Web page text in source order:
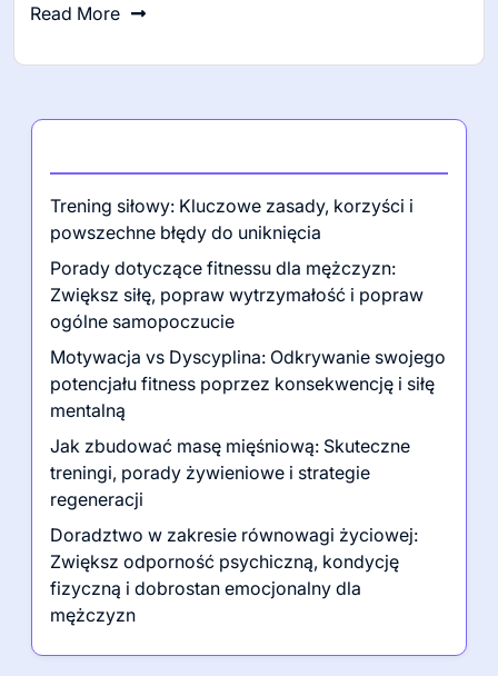
Read More
Trening siłowy: Kluczowe zasady, korzyści i
powszechne błędy do uniknięcia
Porady dotyczące fitnessu dla mężczyzn:
Zwiększ siłę, popraw wytrzymałość i popraw
ogólne samopoczucie
Motywacja vs Dyscyplina: Odkrywanie swojego
potencjału fitness poprzez konsekwencję i siłę
mentalną
Jak zbudować masę mięśniową: Skuteczne
treningi, porady żywieniowe i strategie
regeneracji
Doradztwo w zakresie równowagi życiowej:
Zwiększ odporność psychiczną, kondycję
fizyczną i dobrostan emocjonalny dla
mężczyzn